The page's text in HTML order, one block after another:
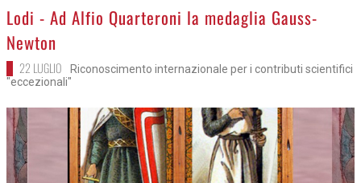
>Lodi - Ad Alfio Quarteroni la medaglia Gauss-
Newton
22 LUGLIO
Riconoscimento internazionale per i contributi scientifici
"eccezionali"